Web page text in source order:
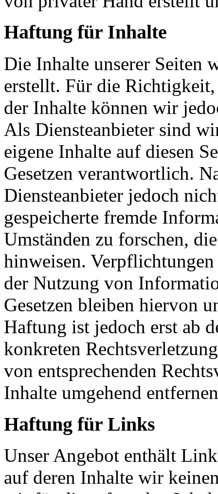
Haftung für Inhalte
Die Inhalte unserer Seiten
erstellt. Für die
der Inhalte können wir
Als Diensteanbieter sind
eigene Inhalte auf diesen
Gesetzen verantwortlich.
Diensteanbieter jedoch
gespeicherte fremde
Umständen zu forschen,
hinweisen.
der Nutzung von
Gesetzen bleiben hiervon
Haftung ist jedoch erst ab
konkreten
von entsprechenden
Inhalte umgehend
Haftung für Links
Unser Angebot enthält
auf deren Inhalte wir